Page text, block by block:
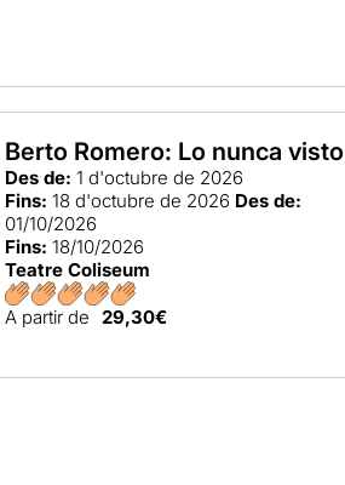
Berto Romero: Lo nunca visto
Des de: 1 d'octubre de 2026
Fins: 18 d'octubre de 2026 Des de:
01/10/2026
Fins: 18/10/2026
Teatre Coliseum
A partir de 29,30€